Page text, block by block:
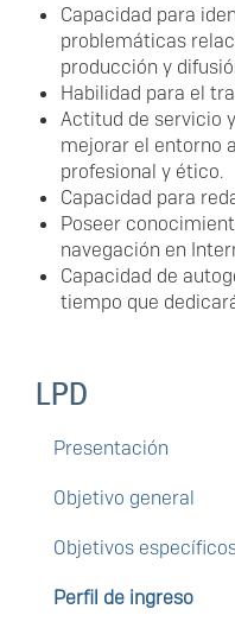
Capacidad para
problemáticas
producción y
Habilidad para el
Actitud de servicio
mejorar el entorno
profesional y ético.
Capacidad para
Poseer
navegación en
Capacidad de
tiempo que
LPD
Presentación
Objetivo general
Objetivos
Perfil de ingreso